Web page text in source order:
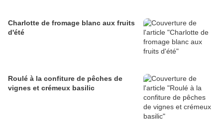
Charlotte de fromage blanc aux fruits
d'été
Roulé à la confiture de pêches de
vignes et crémeux basilic